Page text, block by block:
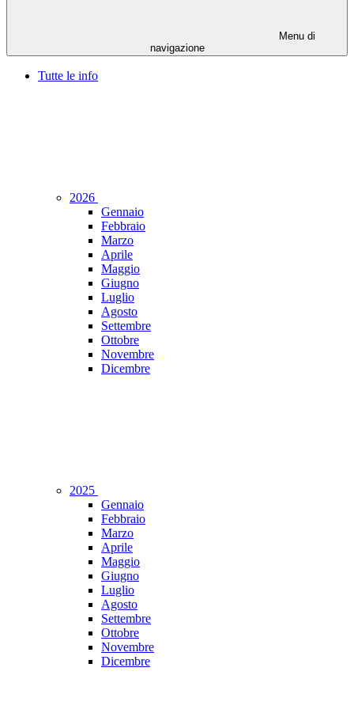
Menu di
navigazione
Tutte le info
2026
Gennaio
Febbraio
Marzo
Aprile
Maggio
Giugno
Luglio
Agosto
Settembre
Ottobre
Novembre
Dicembre
2025
Gennaio
Febbraio
Marzo
Aprile
Maggio
Giugno
Luglio
Agosto
Settembre
Ottobre
Novembre
Dicembre